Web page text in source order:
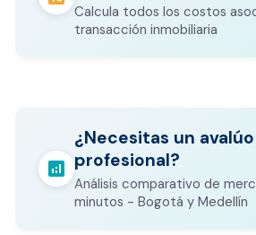
Calcula todos los costos
transacción inmobiliaria
Los gastos notariales
otros costos legales que
valor del inmueble.
CALCULADORA DE GASTOS
analytics
¿Necesitas un avalúo
profesional?
Análisis comparativo de
minutos - Bogotá y Medellín